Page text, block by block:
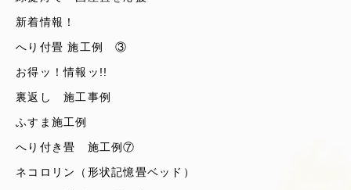
新着情報！
へり付畳 施工例 ③
お得ッ！情報ッ!!
裏返し 施工事例
ふすま施工例
へり付き畳 施工例⑦
ネコロリン（形状記憶畳ベッド）